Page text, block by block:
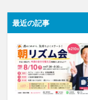
最近の記事